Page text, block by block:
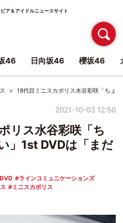
ア＆アイドルニュースサイト
18代目ミニスカポリス水谷彩咲「ちょ
2021-10-03 12:50
リス水谷彩咲「ち
」1st DVDは「まだ
DVD
ラインコミュニケーションズ
ミニスカポリス
46 日向坂46 櫻坂46